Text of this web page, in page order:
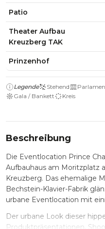
Patio
Theater Aufbau
Kreuzberg TAK
Prinzenhof
Legende Stehend
Gala / Bankett
Kreis
Beschreibung
Die Eventlocation Prince
Aufbauhaus am Moritzplatz
Kreuzberg. Das ehemalige
Bechstein-Klavier-Fabrik
urbane Eventlocation mit
Der urbane Look dieser
Produktpräsentationen,